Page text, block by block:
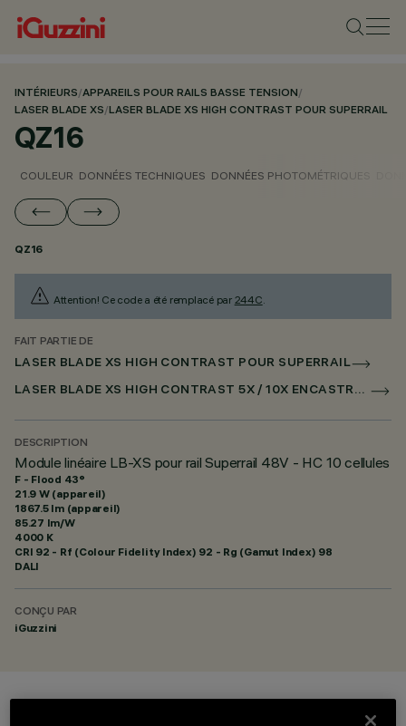
INTÉRIEURS/APPAREILS POUR RAILS BASSE TENSION/
LASER BLADE XS/LASER BLADE XS HIGH CONTRAST POUR SUPERRAIL
QZ16
COULEUR DONNÉES TECHNIQUES DONNÉES PHOTOMÉTRIQUES
QZ16
Attention! Ce code a été remplacé par 244C.
FAIT PARTIE DE
LASER BLADE XS HIGH CONTRAST POUR SUPERRAIL
LASER BLADE XS HIGH CONTRAST 5X / 10X ENCASTRÉ POUR SUPERRAIL DALI POWERLINE
DESCRIPTION
Module linéaire LB-XS pour rail Superrail 48V - HC 10 cellules
F - Flood 43°
21.9 W (appareil)
1867.5 lm (appareil)
85.27 lm/W
4000 K
CRI 92 - Rf (Colour Fidelity Index) 92 - Rg (Gamut Index) 98
DALI
CONÇU PAR
iGuzzini